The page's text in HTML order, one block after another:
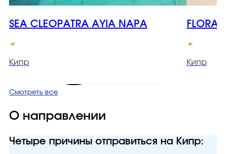
SEA CLEOPATRA AYIA NAPA
Кипр
FLORA
Кипр
Смотреть все
О направлении
Четыре причины отправиться на Кипр: